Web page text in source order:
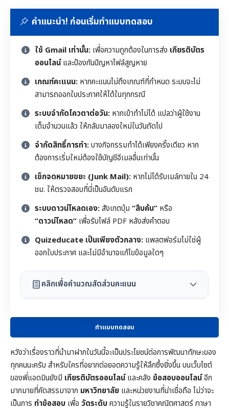
คำแนะนำ! ก่อนเริ่มทำแบบทดสอบ
ใช้ Gmail เท่านั้น: เพื่อความถูกต้องในการส่ง เกียรติบัตร
ออนไลน์และป้องกันปัญหาไฟล์สูญหาย
เกณฑ์คะแนน: หากคะแนนไม่ถึงเกณฑ์ที่กำหนด ระบบจะไม่
สามารถออกใบประกาศให้ได้ในทุกกรณี
ระบบจำกัดโควตาต่อวัน: หากเข้าทำไม่ได้ แปลว่าผู้ใช้งาน
เต็มจำนวนแล้ว ให้กลับมาลองใหม่ในวันถัดไป
จำกัดสิทธิ์การทำ:บางกิจกรรมทำได้เพียงครั้งเดียว หาก
ต้องการเริ่มใหม่ต้องใช้บัญชีอีเมลอื่นเท่านั้น
เช็กจดหมายขยะ (Junk Mail): หากไม่ได้รับเมล์ภายใน 24
ชม. ให้ตรวจสอบที่นี่เป็นอันดับแรก
ระบบดาวน์โหลดเอง:สังเกตปุ่ม “สืบค้น” หรือ
“ดาวน์โหลด” เพื่อรับไฟล์ PDF หลังส่งคำตอบ
Quizeducate เป็นเพียงตัวกลาง: แพลตฟอร์มไม่ใช่ผู้
ออกใบประกาศ และไม่มีอำนาจแก้ไขข้อมูลใดๆ
คลิกเพื่อคำนวณสัดส่วนคะแนน
ทำแบบทดสอบ
หวังว่าเรื่องราวที่นำมาฝากในวันนี้จะเป็นประโยชน์ต่อการพัฒนาทักษะของ
ทุกคนนะครับ สำหรับใครที่อยากต่อยอดความรู้ให้ลึกซึ้งยิ่งขึ้น บนเว็บไซต์
ของพี่แอดมินยังมี เกียรติบัตรออนไลน์และคลัง ข้อสอบออนไลน์อีก
มากมายที่คัดสรรมาจาก มหาวิทยาลัย และหน่วยงานที่น่าเชื่อถือ ไม่ว่าจะ
เป็นการ ทำข้อสอบ เพื่อ วัดระดับความรู้ในรายวิชาคณิตศาสตร์ภาษา